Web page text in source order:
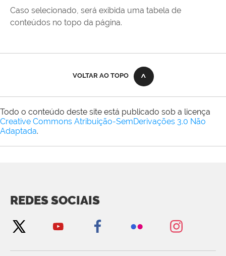
Caso selecionado, será exibida uma tabela de
conteúdos no topo da página.
VOLTAR AO TOPO
Todo o conteúdo deste site está publicado sob a licença
Creative Commons Atribuição-SemDerivações 3.0 Não
Adaptada.
REDES SOCIAIS